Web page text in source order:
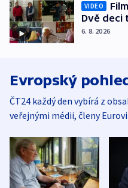
VIDEO
Dvě deci
6. 8. 2026
Evropský
ČT24 každý den vybírá z
veřejnými médii, členy